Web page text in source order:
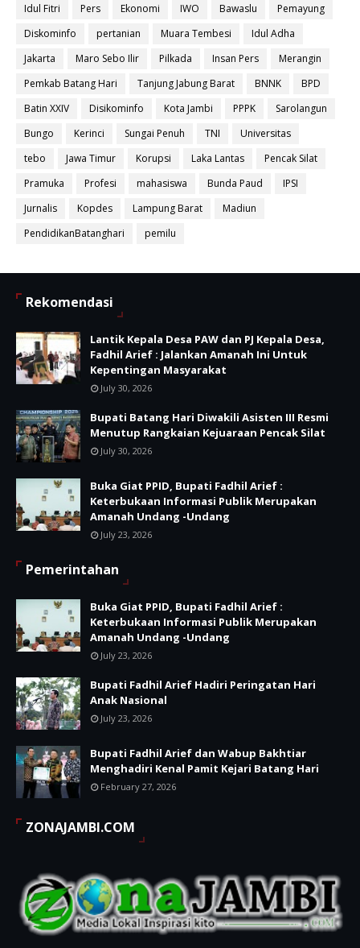
Idul Fitri
Pers Ekonomi IWO Bawaslu
Pemayung
Diskominfo
pertanian Muara Tembesi
Idul Adha
Jakarta
Maro Sebo Ilir Pilkada Insan Pers
Merangin
Pemkab Batang Hari
Tanjung Jabung Barat BNNK
BPD
Batin XXIV
Disikominfo Kota Jambi PPPK
Sarolangun
Bungo
Kerinci Sungai Penuh TNI
Universitas
tebo
Jawa Timur Korupsi Laka Lantas
Pencak Silat
Pramuka
Profesi mahasiswa Bunda Paud
IPSI
Jurnalis
Kopdes Lampung Barat
Madiun
PendidikanBatanghari
pemilu
Rekomendasi
Lantik Kepala Desa PAW dan PJ Kepala Desa,
Fadhil Arief : Jalankan Amanah Ini Untuk
Kepentingan Masyarakat
July 30, 2026
Bupati Batang Hari Diwakili Asisten III Resmi
Menutup Rangkaian Kejuaraan Pencak Silat
July 30, 2026
Buka Giat PPID, Bupati Fadhil Arief :
Keterbukaan Informasi Publik Merupakan
Amanah Undang -Undang
July 23, 2026
Pemerintahan
Buka Giat PPID, Bupati Fadhil Arief :
Keterbukaan Informasi Publik Merupakan
Amanah Undang -Undang
July 23, 2026
Bupati Fadhil Arief Hadiri Peringatan Hari
Anak Nasional
July 23, 2026
Bupati Fadhil Arief dan Wabup Bakhtiar
Menghadiri Kenal Pamit Kejari Batang Hari
February 27, 2026
ZONAJAMBI.COM